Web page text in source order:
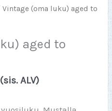
Vintage (oma luku) aged to
aged to
(sis. ALV)